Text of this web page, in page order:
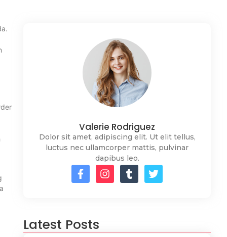
Valerie Rodriguez
Dolor sit amet, adipiscing elit. Ut elit tellus,
luctus nec ullamcorper mattis, pulvinar
dapibus leo.
Latest Posts